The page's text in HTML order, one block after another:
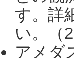
す。詳
い。（
アメダ